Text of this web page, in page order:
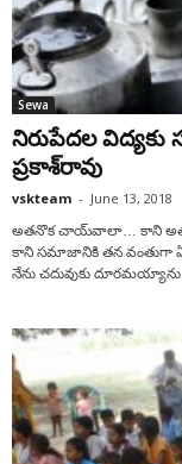
Sewa
నిరుపేదల
ప్రకాశ్‌రావు
vskteam - June 13, 2018
అతనొక చాయ్‌వాలా… కాని అతని
కాని సమాజానికి తన వంతుగా
నేను చదువుకు